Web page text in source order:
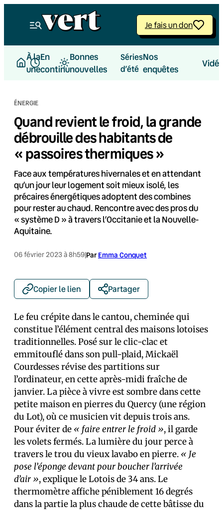
Je fais un don
À la
une
En
continu
Bonnes
nouvelles
Séries
d’été
Nos
enquêtes
ÉNERGIE
Quand revient le froid, la grande
débrouille des habitants de
« passoires thermiques »
Face aux températures hivernales et en attendant
qu’un jour leur logement soit mieux isolé, les
précaires énergétiques adoptent des combines
pour rester au chaud. Rencontre avec des pros du
« système D » à travers l’Occitanie et la Nouvelle-
Aquitaine.
06 février 2023 à 8h59|Par Emma Conquet
Copier le lien Partager
Le feu crépite dans le cantou, cheminée qui
constitue l’élément central des maisons lotoises
traditionnelles. Posé sur le clic-clac et
emmitouflé dans son pull-plaid, Mickaël
Courdesses révise des partitions sur
l’ordinateur, en cette après-midi fraîche de
janvier. La pièce à vivre est sombre dans cette
petite maison en pierres du Quercy (une région
du Lot), où ce musicien vit depuis trois ans.
Pour éviter de « faire entrer le froid », il garde
les volets fermés. La lumière du jour perce à
travers le trou du vieux lavabo en pierre. « Je
pose l’éponge devant pour boucher l’arrivée
d’air », explique le Lotois de 34 ans. Le
thermomètre affiche péniblement 16 degrés
dans la partie la plus chaude de cette bâtisse du